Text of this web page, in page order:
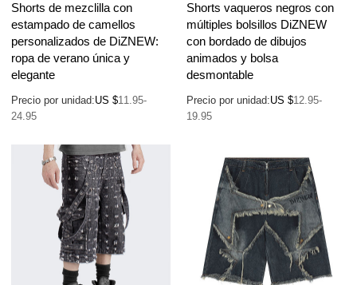
Shorts de mezclilla con
estampado de camellos
personalizados de DiZNEW:
ropa de verano única y
elegante
Precio por unidad:US $11.95-
24.95
Shorts vaqueros negros con
múltiples bolsillos DiZNEW
con bordado de dibujos
animados y bolsa
desmontable
Precio por unidad:US $12.95-
19.95